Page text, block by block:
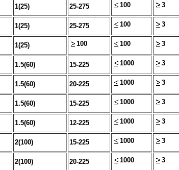
1(25) 25-275 100 3
1(25) 25-275 100 3
1(25) 100 100 3
1.5(60) 15-225 1000 3
1.5(60) 20-225 1000 3
1.5(60) 15-225 1000 3
1.5(60) 12-225 1000 3
2(100) 15-225 1000 3
2(100) 20-225 1000 3